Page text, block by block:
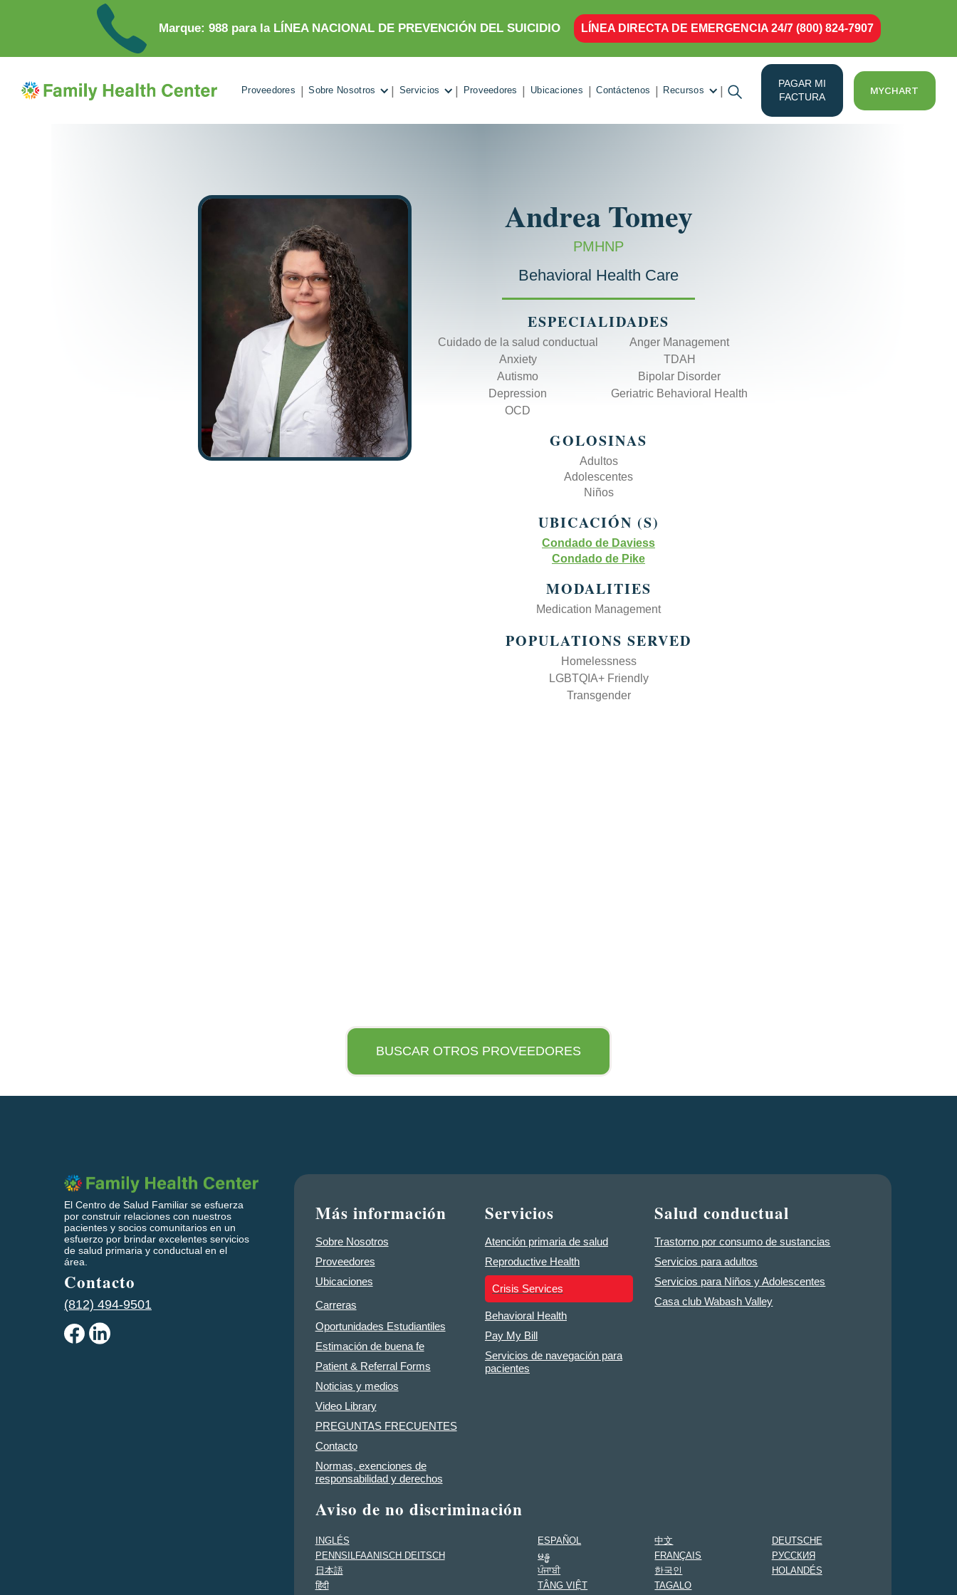
Marque: 988 para la LÍNEA NACIONAL DE PREVENCIÓN DEL SUICIDIO LÍNEA DIRECTA DE EMERGENCIA 24/7 (800) 824-7907
Proveedores | Sobre Nosotros | Servicios | Proveedores | Ubicaciones | Contáctenos | Recursos |
PAGAR MI
FACTURA
MYCHART
AndreaTomey
PMHNP
Behavioral Health Care
ESPECIALIDADES
Cuidado de la salud conductual
Anger Management
Anxiety
TDAH
Autismo
Bipolar Disorder
Depression
Geriatric Behavioral Health
OCD
GOLOSINAS
Adultos
Adolescentes
Niños
UBICACIÓN (S)
Condado de Daviess
Condado de Pike
MODALITIES
Medication Management
POPULATIONS SERVED
Homelessness
LGBTQIA+ Friendly
Transgender
BUSCAR OTROS PROVEEDORES
El Centro de Salud Familiar se esfuerza
por construir relaciones con nuestros
pacientes y socios comunitarios en un
esfuerzo por brindar excelentes servicios
de salud primaria y conductual en el
área.
Contacto
(812) 494-9501
Más información
Sobre Nosotros
Proveedores
Ubicaciones
Carreras
Oportunidades Estudiantiles
Estimación de buena fe
Patient & Referral Forms
Noticias y medios
Video Library
PREGUNTAS FRECUENTES
Contacto
Normas, exenciones de
responsabilidad y derechos
Servicios
Atención primaria de salud
Reproductive Health
Crisis Services
Behavioral Health
Pay My Bill
Servicios de navegación para
pacientes
Salud conductual
Trastorno por consumo de sustancias
Servicios para adultos
Servicios para Niños y Adolescentes
Casa club Wabash Valley
Aviso de no discriminación
INGLÉS ESPAÑOL 中文
DEUTSCHE
PENNSILFAANISCH DEITSCH
မန္မ FRANÇAIS
PУССКИЯ
日本語
ਪੰਜਾਬੀ 한국인
HOLANDÉS
हिंदी
TÂNG VIỆT TAGALO